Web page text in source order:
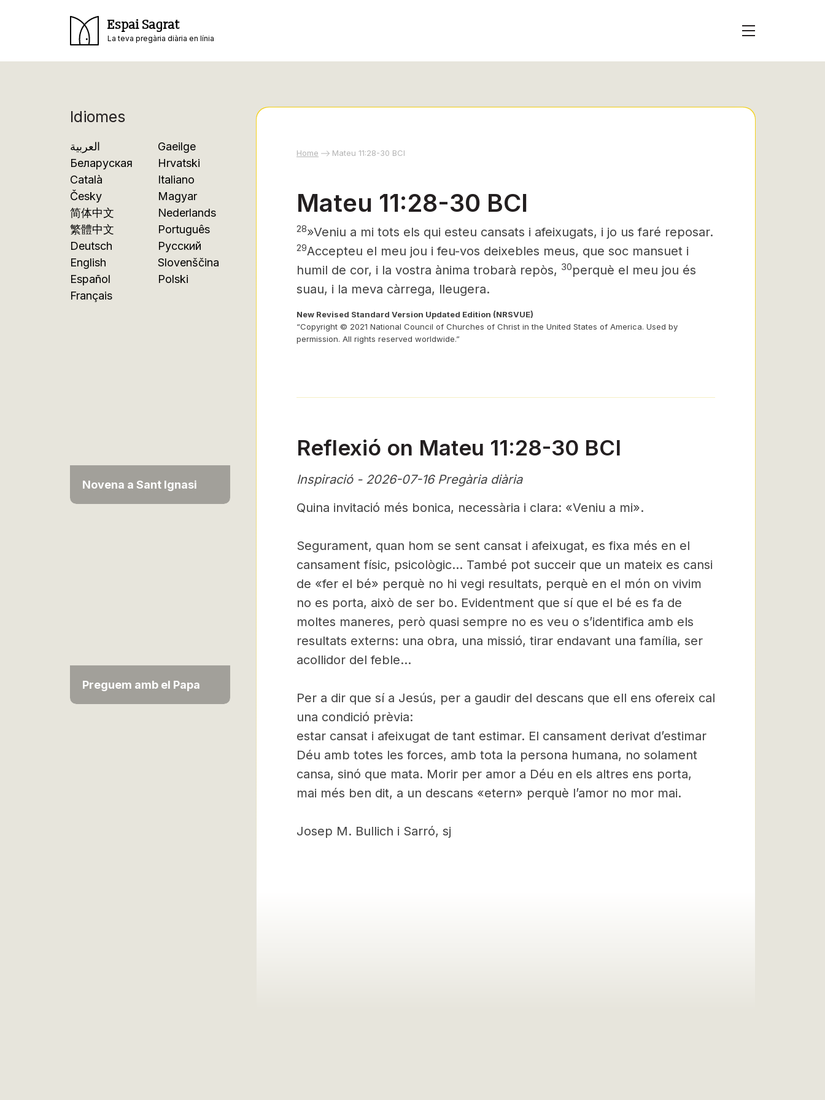
Espai Sagrat
La teva pregària diària en línia
Idiomes
العربية
Беларуская
Català
Česky
简体中文
繁體中文
Deutsch
English
Español
Français
Gaeilge
Hrvatski
Italiano
Magyar
Nederlands
Português
Русский
Slovenščina
Polski
Novena a Sant Ignasi
Preguem amb el Papa
Home Mateu 11:28-30 BCI
Mateu 11:28-30 BCI
28»Veniu a mi tots els qui esteu cansats i afeixugats, i jo us faré reposar.
29Accepteu el meu jou i feu-vos deixebles meus, que soc mansuet i
humil de cor, i la vostra ànima trobarà repòs, 30perquè el meu jou és
suau, i la meva càrrega, lleugera.
New Revised Standard Version Updated Edition (NRSVUE)
“Copyright © 2021 National Council of Churches of Christ in the United States of America. Used by
permission. All rights reserved worldwide.”
Reflexió on Mateu 11:28-30 BCI
Inspiració - 2026-07-16 Pregària diària
Quina invitació més bonica, necessària i clara: «Veniu a mi».
Segurament, quan hom se sent cansat i afeixugat, es fixa més en el
cansament físic, psicològic… També pot succeir que un mateix es cansi
de «fer el bé» perquè no hi vegi resultats, perquè en el món on vivim
no es porta, això de ser bo. Evidentment que sí que el bé es fa de
moltes maneres, però quasi sempre no es veu o s’identifica amb els
resultats externs: una obra, una missió, tirar endavant una família, ser
acollidor del feble…
Per a dir que sí a Jesús, per a gaudir del descans que ell ens ofereix cal
una condició prèvia:
estar cansat i afeixugat de tant estimar. El cansament derivat d’estimar
Déu amb totes les forces, amb tota la persona humana, no solament
cansa, sinó que mata. Morir per amor a Déu en els altres ens porta,
mai més ben dit, a un descans «etern» perquè l’amor no mor mai.
Josep M. Bullich i Sarró, sj